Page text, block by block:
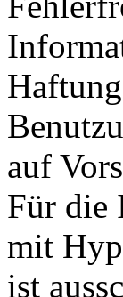
auf
Für die
mit
ist